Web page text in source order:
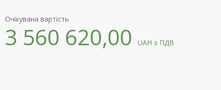
Очікувана вартість
3 560 620,00UAHз ПДВ